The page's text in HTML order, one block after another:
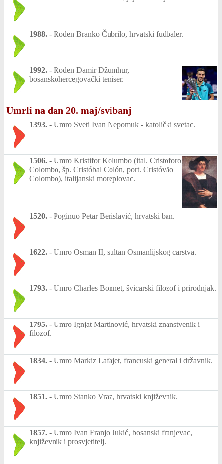
1988. - Rođen Branko Čubrilo, hrvatski fudbaler.
1992. - Rođen Damir Džumhur,
bosanskohercegovački teniser.
Umrli na dan 20. maj/svibanj
1393. - Umro Sveti Ivan Nepomuk - katolički svetac.
1506. - Umro Kristifor Kolumbo (ital. Cristoforo
Colombo, šp. Cristóbal Colón, port. Cristóvão
Colombo), italijanski moreplovac.
1520. - Poginuo Petar Berislavić, hrvatski ban.
1622. - Umro Osman II, sultan Osmanlijskog carstva.
1793. - Umro Charles Bonnet, švicarski filozof i prirodnjak.
1795. - Umro Ignjat Martinović, hrvatski znanstvenik i
filozof.
1834. - Umro Markiz Lafajet, francuski general i državnik.
1851. - Umro Stanko Vraz, hrvatski književnik.
1857. - Umro Ivan Franjo Jukić, bosanski franjevac,
književnik i prosvjetitelj.